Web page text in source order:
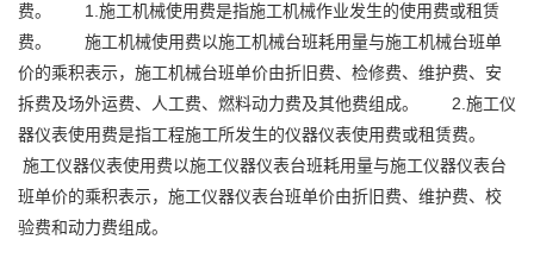
费。
1.施工机械使用费是指施工机械作业发生的使用费或租赁
费。
施工机械使用费以施工机械台班耗用量与施工机械台班单
价的乘积表示，施工机械台班单价由折旧费、检修费、维护费、安
拆费及场外运费、人工费、燃料动力费及其他费组成。
2.施工仪
器仪表使用费是指工程施工所发生的仪器仪表使用费或租赁费。
施工仪器仪表使用费以施工仪器仪表台班耗用量与施工仪器仪表台
班单价的乘积表示，施工仪器仪表台班单价由折旧费、维护费、校
验费和动力费组成。